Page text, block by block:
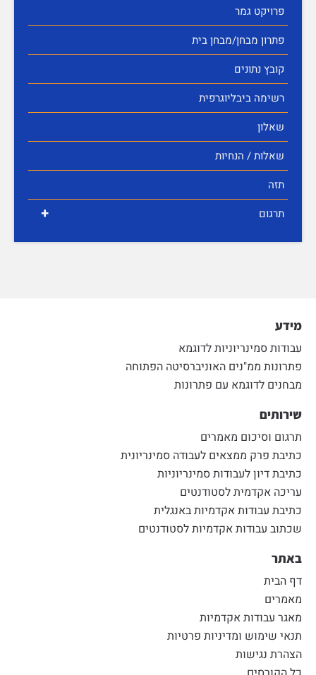
פרויקט גמר
פתרון מבחן/מבחן בית
קובץ נתונים
רשימה ביבליוגרפית
שאלון
שאלות / הנחיות
תזה
+ תרגום
מידע
עבודות סמינריוניות לדוגמא
פתרונות ממ"נים האוניברסיטה הפתוחה
מבחנים לדוגמא עם פתרונות
שירותים
תרגום וסיכום מאמרים
כתיבת פרק ממצאים לעבודה סמינריונית
כתיבת דיון לעבודות סמינריוניות
עריכה אקדמית לסטודנטים
כתיבת עבודות אקדמיות באנגלית
שכתוב עבודות אקדמיות לסטודנטים
באתר
דף הבית
מאמרים
מאגר עבודות אקדמיות
תנאי שימוש ומדיניות פרטיות
הצהרת נגישות